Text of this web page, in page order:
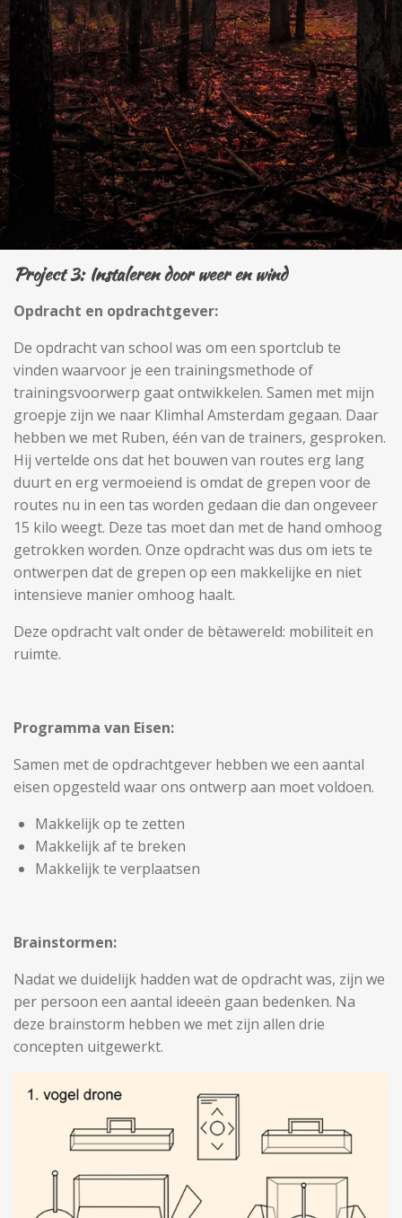
Project 3: Instaleren door weer en wind
Opdracht en opdrachtgever:
De opdracht van school was om een sportclub te
vinden waarvoor je een trainingsmethode of
trainingsvoorwerp gaat ontwikkelen. Samen met mijn
groepje zijn we naar Klimhal Amsterdam gegaan. Daar
hebben we met Ruben, één van de trainers, gesproken.
Hij vertelde ons dat het bouwen van routes erg lang
duurt en erg vermoeiend is omdat de grepen voor de
routes nu in een tas worden gedaan die dan ongeveer
15 kilo weegt. Deze tas moet dan met de hand omhoog
getrokken worden. Onze opdracht was dus om iets te
ontwerpen dat de grepen op een makkelijke en niet
intensieve manier omhoog haalt.
Deze opdracht valt onder de bètawereld: mobiliteit en
ruimte.
Programma van Eisen:
Samen met de opdrachtgever hebben we een aantal
eisen opgesteld waar ons ontwerp aan moet voldoen.
Makkelijk op te zetten
Makkelijk af te breken
Makkelijk te verplaatsen
Brainstormen:
Nadat we duidelijk hadden wat de opdracht was, zijn we
per persoon een aantal ideeën gaan bedenken. Na
deze brainstorm hebben we met zijn allen drie
concepten uitgewerkt.